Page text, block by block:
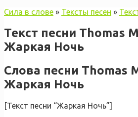
Сила в слове » Тексты песен »
Текст песни Thomas
Жаркая Ночь
Слова песни Thomas
Жаркая Ночь
[Текст песни “Жаркая Ночь”]